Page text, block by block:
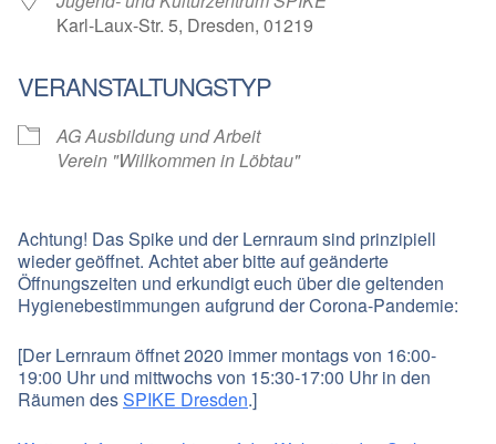
Karl-Laux-Str. 5, Dresden, 01219
VERANSTALTUNGSTYP
AG Ausbildung und Arbeit
Verein "Willkommen in Löbtau"
Achtung! Das Spike und der Lernraum sind prinzipiell
wieder geöffnet. Achtet aber bitte auf geänderte
Öffnungszeiten und erkundigt euch über die geltenden
Hygienebestimmungen aufgrund der Corona-Pandemie:
[Der Lernraum öffnet 2020 immer montags von 16:00-
19:00 Uhr und mittwochs von 15:30-17:00 Uhr in den
Räumen desSPIKE Dresden.]